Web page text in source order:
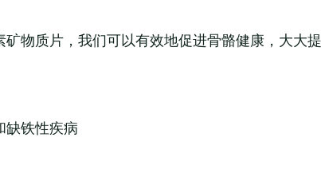
矿物质片，我们可以有效地促进骨骼健康，大大
缺铁性疾病